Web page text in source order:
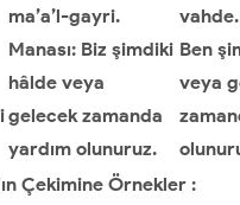
ma’a’l-gayri.
Manası: Biz şimdiki
hâlde veya
gelecek zamanda
yardım olunuruz.
vahde.
Ben
veya
Çekimine Örnekler :